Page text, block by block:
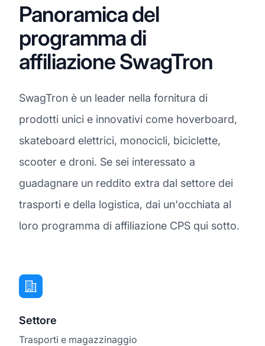
Panoramica del
programma di
affiliazione SwagTron
SwagTron è un leader nella fornitura di
prodotti unici e innovativi come hoverboard,
skateboard elettrici, monocicli, biciclette,
scooter e droni. Se sei interessato a
guadagnare un reddito extra dal settore dei
trasporti e della logistica, dai un'occhiata al
loro programma di affiliazione CPS qui sotto.
Settore
Trasporti e magazzinaggio